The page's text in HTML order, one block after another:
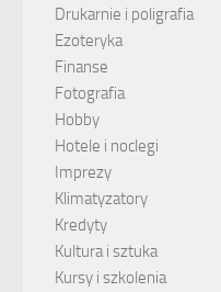
Drukarnie i poligrafia
Ezoteryka
Finanse
Fotografia
Hobby
Hotele i noclegi
Imprezy
Klimatyzatory
Kredyty
Kultura i sztuka
Kursy i szkolenia